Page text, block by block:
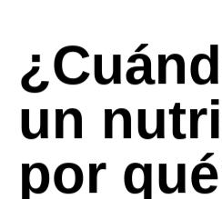
Nuestro trabajo consiste,
diseñar un plan de nutrición
ilusión, sepa hacer, tenga
Acompañamos al deportista